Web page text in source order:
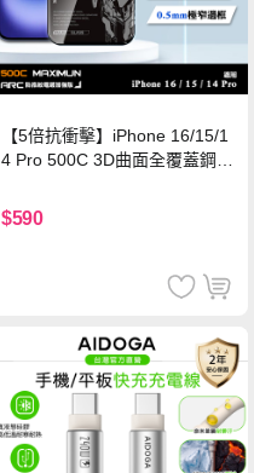
【5倍抗衝擊】iPhone 16/15/1
4 Pro 500C 3D曲面全覆蓋鋼化
保護貼
$590